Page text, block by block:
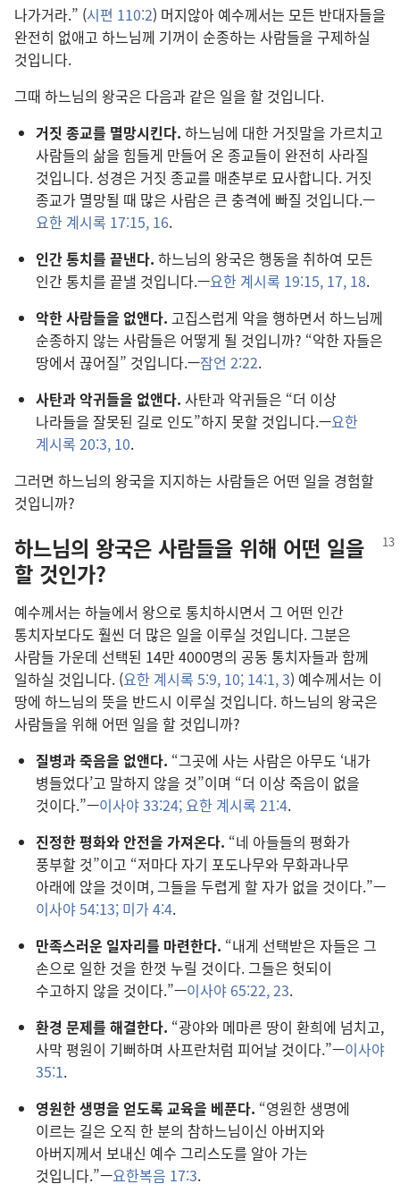
나가거라.” (시편 110:2) 머지않아 예수께서는 모든 반대자들을
완전히 없애고 하느님께 기꺼이 순종하는 사람들을 구제하실
것입니다.
그때 하느님의 왕국은 다음과 같은 일을 할 것입니다.
거짓 종교를 멸망시킨다. 하느님에 대한 거짓말을 가르치고
사람들의 삶을 힘들게 만들어 온 종교들이 완전히 사라질
것입니다. 성경은 거짓 종교를 매춘부로 묘사합니다. 거짓
종교가 멸망될 때 많은 사람은 큰 충격에 빠질 것입니다.—
요한 계시록 17:15, 16.
인간 통치를 끝낸다. 하느님의 왕국은 행동을 취하여 모든
인간 통치를 끝낼 것입니다.—요한 계시록 19:15, 17, 18.
악한 사람들을 없앤다. 고집스럽게 악을 행하면서 하느님께
순종하지 않는 사람들은 어떻게 될 것입니까? “악한 자들은
땅에서 끊어질” 것입니다.—잠언 2:22.
사탄과 악귀들을 없앤다. 사탄과 악귀들은 “더 이상
나라들을 잘못된 길로 인도”하지 못할 것입니다.—요한
계시록 20:3, 10.
그러면 하느님의 왕국을 지지하는 사람들은 어떤 일을 경험할
것입니까?
하느님의 왕국은 사람들을 위해 어떤 일을
할 것인가?
예수께서는 하늘에서 왕으로 통치하시면서 그 어떤 인간
통치자보다도 훨씬 더 많은 일을 이루실 것입니다. 그분은
사람들 가운데 선택된 14만 4000명의 공동 통치자들과 함께
일하실 것입니다. (요한 계시록 5:9, 10; 14:1,3) 예수께서는 이
땅에 하느님의 뜻을 반드시 이루실 것입니다. 하느님의 왕국은
사람들을 위해 어떤 일을 할 것입니까?
질병과 죽음을 없앤다. “그곳에 사는 사람은 아무도 ‘내가
병들었다’고 말하지 않을 것”이며 “더 이상 죽음이 없을
것이다.”—이사야 33:24;요한 계시록 21:4.
진정한 평화와 안전을 가져온다. “네 아들들의 평화가
풍부할 것”이고 “저마다 자기 포도나무와 무화과나무
아래에 앉을 것이며, 그들을 두렵게 할 자가 없을 것이다.”—
이사야 54:13; 미가 4:4.
만족스러운 일자리를 마련한다. “내게 선택받은 자들은 그
손으로 일한 것을 한껏 누릴 것이다. 그들은 헛되이
수고하지 않을 것이다.”—이사야 65:22, 23.
환경 문제를 해결한다. “광야와 메마른 땅이 환희에 넘치고,
사막 평원이 기뻐하며 사프란처럼 피어날 것이다.”—이사야
35:1.
영원한 생명을 얻도록 교육을 베푼다. “영원한 생명에
이르는 길은 오직 한 분의 참하느님이신 아버지와
아버지께서 보내신 예수 그리스도를 알아 가는
것입니다.”—요한복음 17:3.